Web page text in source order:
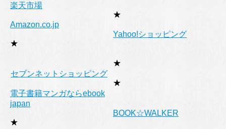
楽天市場
★
Amazon.co.jp
★
Yahoo!ショッピング
★
セブンネットショッピング
★
電子書籍マンガならebook
japan
★
BOOK☆WALKER